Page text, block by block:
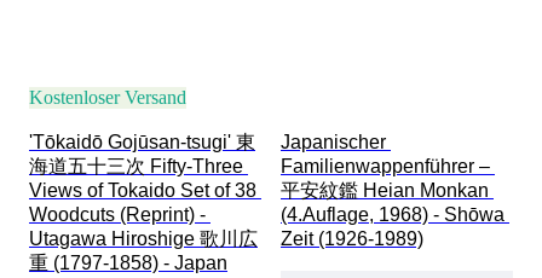
Kostenloser Versand
'Tōkaidō Gojūsan-tsugi' 東
海道五十三次 Fifty-Three
Views of Tokaido Set of 38
Woodcuts (Reprint) -
Utagawa Hiroshige 歌川広
重 (1797-1858) - Japan
Japanischer
Familienwappenführer –
平安紋鑑 Heian Monkan
(4.Auflage, 1968) - Shōwa
Zeit (1926-1989)